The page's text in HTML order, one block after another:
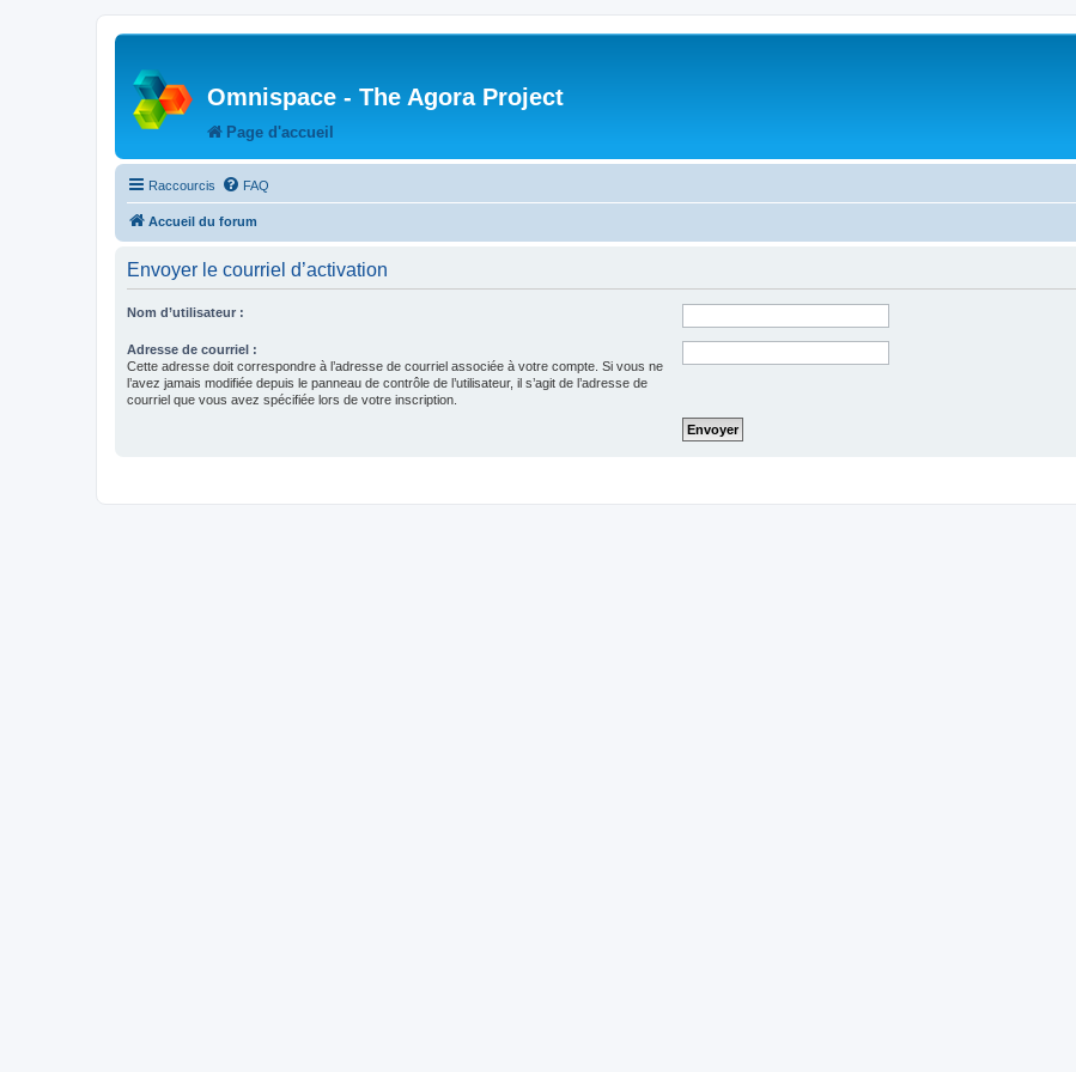
Omnispace - The Agora Project
Page d'accueil
Raccourcis FAQ
Accueil du forum
Envoyer le courriel d’activation
Nom d’utilisateur :
Adresse de courriel :
Cette adresse doit correspondre à l’adresse de courriel associée à votre compte. Si vous ne
l’avez jamais modifiée depuis le panneau de contrôle de l’utilisateur, il s’agit de l’adresse de
courriel que vous avez spécifiée lors de votre inscription.